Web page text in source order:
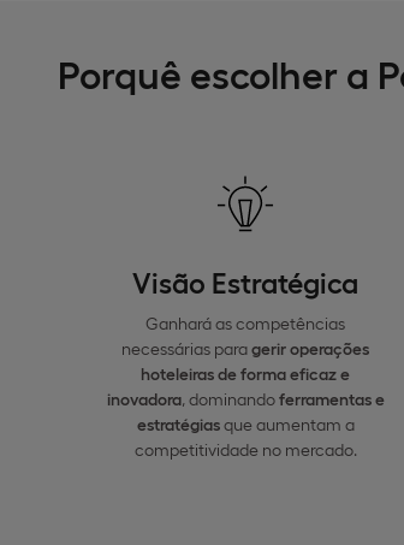
Porquê escolher a
Visão Estratégica
Ganhará as competências
necessárias paragerir operações
hoteleiras de forma eficaz e
inovadora, dominandoferramentas e
estratégiasque aumentam a
competitividade no mercado.